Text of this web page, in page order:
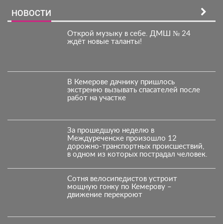
НОВОСТИ
Открой музыку в себе. ДМШ № 24
ждёт новые таланты!
В Кемерове дачнику пришлось
экстренно вызывать спасателей после
работ на участке
За прошедшую неделю в
Междуреченске произошло 12
дорожно-транспортных происшествий,
в одном из которых пострадал человек.
Сотня велосипедистов устроит
мощную гонку по Кемерову –
движение перекроют